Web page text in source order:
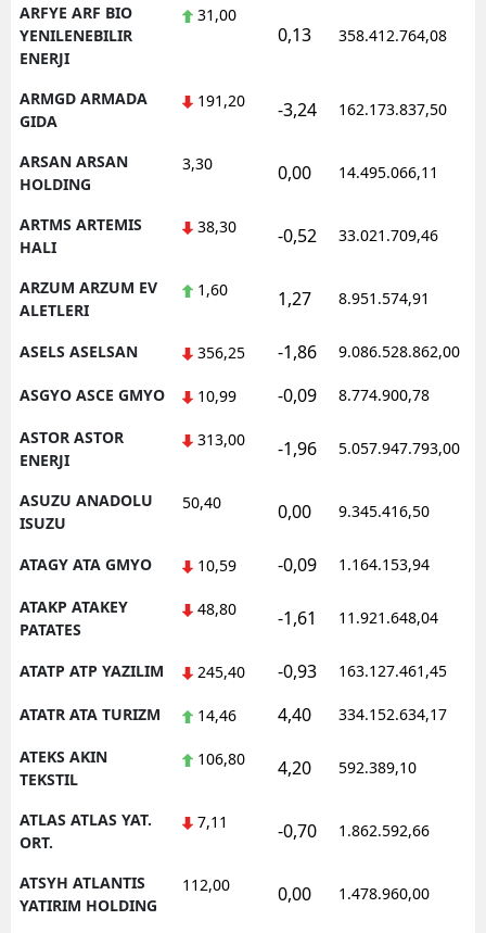
ARFYE ARF BIO
YENILENEBILIR
ENERJI
31,00
0,13 358.412.764,08
ARMGD ARMADA
GIDA
191,20 -3,24 162.173.837,50
ARSAN ARSAN
HOLDING
3,30 0,00 14.495.066,11
ARTMS ARTEMIS
HALI
38,30 -0,52 33.021.709,46
ARZUM ARZUM EV
ALETLERI
1,60 1,27 8.951.574,91
ASELS ASELSAN 356,25 -1,86 9.086.528.862,00
ASGYO ASCE GMYO 10,99 -0,09 8.774.900,78
ASTOR ASTOR
ENERJI
313,00 -1,96 5.057.947.793,00
ASUZU ANADOLU
ISUZU
50,40 0,00 9.345.416,50
ATAGY ATA GMYO 10,59 -0,09 1.164.153,94
ATAKP ATAKEY
PATATES
48,80 -1,61 11.921.648,04
ATATP ATP YAZILIM 245,40 -0,93 163.127.461,45
ATATR ATA TURIZM 14,46 4,40 334.152.634,17
ATEKS AKIN
TEKSTIL
106,80 4,20 592.389,10
ATLAS ATLAS YAT.
ORT.
7,11 -0,70 1.862.592,66
ATSYH ATLANTIS
YATIRIM HOLDING
112,00 0,00 1.478.960,00